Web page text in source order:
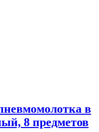
в
8 предметов